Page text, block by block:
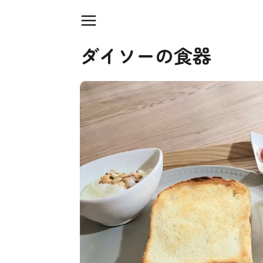
ダイソーの食器